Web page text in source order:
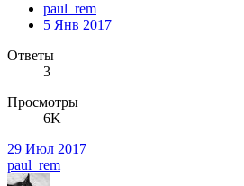
paul_rem
5 Янв 2017
Ответы
3
Просмотры
6K
29 Июл 2017
paul_rem